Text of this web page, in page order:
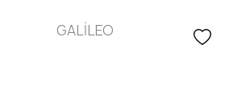
GALİLEO